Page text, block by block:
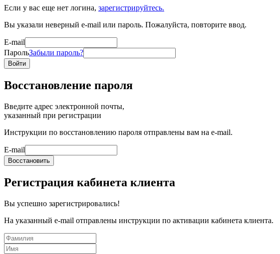
Если у вас еще нет логина, зарегистрируйтесь.
Вы указали неверный e-mail или пароль. Пожалуйста, повторите ввод.
E-mail
ПарольЗабыли пароль?
Войти
Восстановление пароля
Введите адрес электронной почты,
указанный при регистрации
Инструкции по восстановлению пароля отправлены вам на e-mail.
E-mail
Восстановить
Регистрация кабинета клиента
Вы успешно зарегистрировались!
На указанный e-mail отправлены инструкции по активации кабинета клиента.